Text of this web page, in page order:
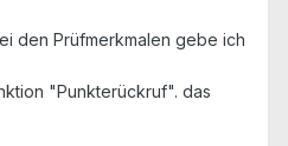
den Prüfmerkmalen gebe ich
"Punkterückruf". das